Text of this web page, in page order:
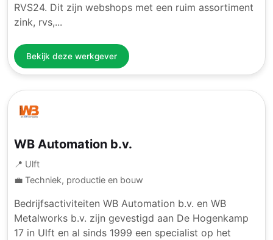
RVS24. Dit zijn webshops met een ruim assortiment
zink, rvs,...
Bekijk deze werkgever
WB Automation b.v.
📍 Ulft
💼 Techniek, productie en bouw
Bedrijfsactiviteiten WB Automation b.v. en WB
Metalworks b.v. zijn gevestigd aan De Hogenkamp
17 in Ulft en al sinds 1999 een specialist op het